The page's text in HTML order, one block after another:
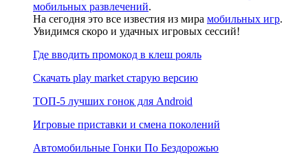
мобильных развлечений.
На сегодня это все известия из мира мобильных игр.
Увидимся скоро и удачных игровых сессий!
Где вводить промокод в клеш рояль
Скачать play market старую версию
ТОП-5 лучших гонок для Android
Игровые приставки и смена поколений
Автомобильные Гонки По Бездорожью